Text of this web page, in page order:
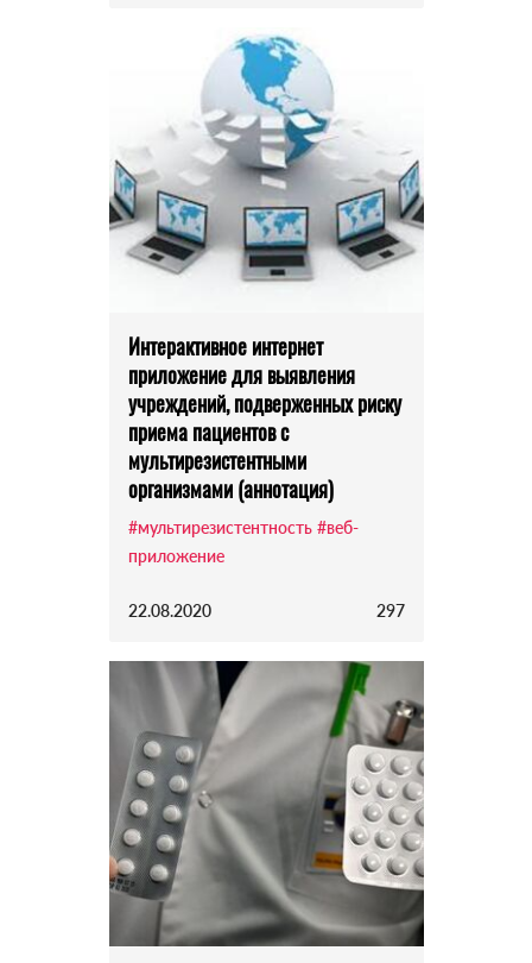
Интерактивное интернет
приложение для выявления
учреждений, подверженных риску
приема пациентов с
мультирезистентными
организмами (аннотация)
#мультирезистентность #веб-
приложение
22.08.2020 297